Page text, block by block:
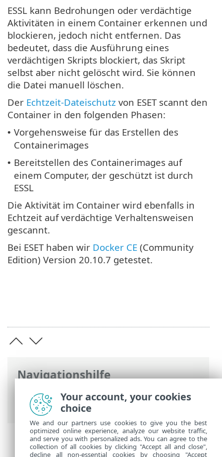
Navigationshilfe
ESET Online-Hilfe>ESET Server Security
for Linux
>Containersicherheit
ESSL kann Bedrohungen oder verdächtige
Aktivitäten in einem Container erkennen und
blockieren, jedoch nicht entfernen. Das
bedeutet, dass die Ausführung eines
verdächtigen Skripts blockiert, das Skript
selbst aber nicht gelöscht wird. Sie können
die Datei manuell löschen.
Der Echtzeit-Dateischutz von ESET scannt den
Container in den folgenden Phasen:
• Vorgehensweise für das Erstellen des
Containerimages
• Bereitstellen des Containerimages auf
einem Computer, der geschützt ist durch
ESSL
Die Aktivität im Container wird ebenfalls in
Echtzeit auf verdächtige Verhaltensweisen
gescannt.
Bei ESET haben wir Docker CE (Community
Edition) Version 20.10.7 getestet.
Your account, your cookies
choice
We and our partners use cookies to give you the best
optimized online experience, analyze our website traffic,
and serve you with personalized ads. You can agree to the
collection of all cookies by clicking "Accept all and close",
decline all non-essential cookies by choosing "Accept